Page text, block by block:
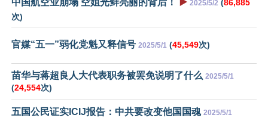
中国航空业崩塌 空姐光鲜亮丽的背后！ ▶️ 2025/5/2 (86,885
次)
官媒“五一”弱化党魁又释信号 2025/5/1 (45,549次)
苗华与蒋超良人大代表职务被罢免说明了什么 2025/5/1
(24,554次)
五国公民证实ICIJ报告：中共要改变他国国魂 2025/5/1